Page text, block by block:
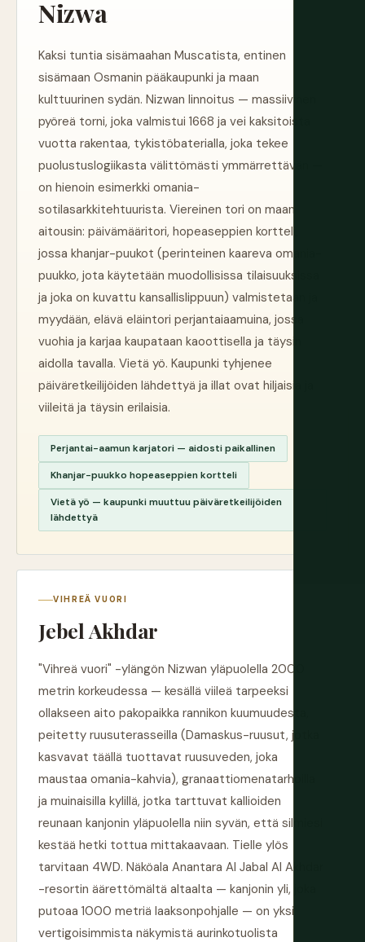
Nizwa
Kaksi tuntia sisämaahan Muscatista, entinen
sisämaan Osmanin pääkaupunki ja maan
kulttuurinen sydän. Nizwan linnoitus — massiivinen
pyöreä torni, joka valmistui 1668 ja vei kaksitoista
vuotta rakentaa, tykistöbaterialla, joka tekee
puolustuslogiikasta välittömästi ymmärrettävän —
on hienoin esimerkki omania-
sotilasarkkitehtuurista. Viereinen tori on maan
aitousin: päivämääritori, hopeaseppien kortteli,
jossa khanjar-puukot (perinteinen kaareva omania-
puukko, jota käytetään muodollisissa tilaisuuksissa
ja joka on kuvattu kansallislippuun) valmistetaan ja
myydään, elävä eläintori perjantaiaamuina, jossa
vuohia ja karjaa kaupataan kaoottisella ja täysin
aidolla tavalla. Vietä yö. Kaupunki tyhjenee
päiväretkeilijöiden lähdettyä ja illat ovat hiljaisia ja
viileitä ja täysin erilaisia.
Perjantai-aamun karjatori — aidosti paikallinen
Khanjar-puukko hopeaseppien kortteli
Vietä yö — kaupunki muuttuu päiväretkeilijöiden
lähdettyä
VIHREÄ VUORI
Jebel Akhdar
"Vihreä vuori" -ylängön Nizwan yläpuolella 2000
metrin korkeudessa — kesällä viileä tarpeeksi
ollakseen aito pakopaikka rannikon kuumuudesta,
peitetty ruusuterasseilla (Damaskus-ruusut, jotka
kasvavat täällä tuottavat ruusuveden, joka
maustaa omania-kahvia), granaattiomenatarhoilla
ja muinaisilla kylillä, jotka tarttuvat kallioiden
reunaan kanjonin yläpuolella niin syvän, että silmiesi
kestää hetki tottua mittakaavaan. Tielle ylös
tarvitaan 4WD. Näköala Anantara Al Jabal Al Akhdar
-resortin äärettömältä altaalta — kanjonin yli, joka
putoaa 1000 metriä laaksonpohjalle — on yksi
vertigoisimmista näkymistä aurinkotuolista